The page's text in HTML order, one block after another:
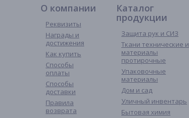
О компании
Реквизиты
Награды и
достижения
Как купить
Способы
оплаты
Способы
доставки
Правила
возврата
Каталог
продукции
Защита рук и СИЗ
Ткани технические и
материалы
протирочные
Упаковочные
материалы
Дом и сад
Уличный инвентарь
Бытовая химия